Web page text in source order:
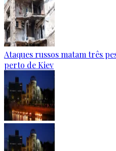
Ataques russos matam três
perto de Kiev